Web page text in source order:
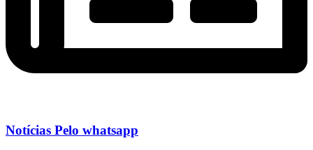
Notícias Pelo whatsapp